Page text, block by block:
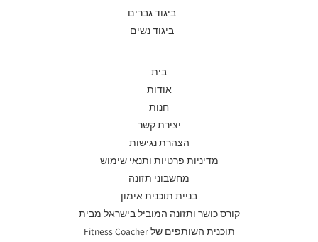
ביגוד גברים
ביגוד נשים
בית
אודות
חנות
יצירת קשר
הצהרת נגישות
מדיניות פרטיות ותנאי שימוש
מחשבוני תזונה
בניית תוכנית אימון
קורס כושר ותזונה המוביל בישראל מבית
תוכנית השותפים של Fitness Coacher